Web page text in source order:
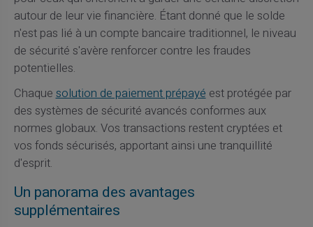
autour de leur vie financière. Étant donné que le solde
n'est pas lié à un compte bancaire traditionnel, le niveau
de sécurité s'avère renforcer contre les fraudes
potentielles.
Chaquesolution de paiement prépayéest protégée par
des systèmes de sécurité avancés conformes aux
normes globaux. Vos transactions restent cryptées et
vos fonds sécurisés, apportant ainsi une tranquillité
d'esprit.
Un panorama des avantages
supplémentaires